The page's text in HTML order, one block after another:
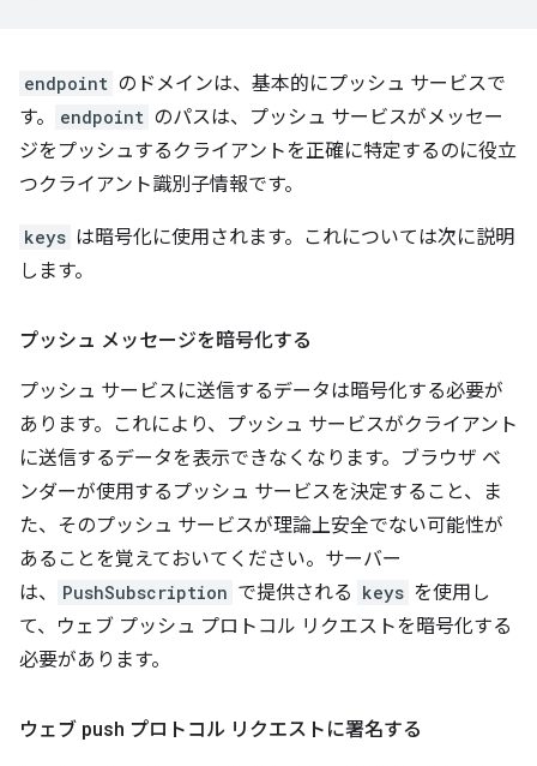
endpoint のドメインは、基本的にプッシュ サービスで
す。
endpoint のパスは、プッシュ サービスがメッセー
ジをプッシュするクライアントを正確に特定するのに役立
つクライアント識別子情報です。
keys は暗号化に使用されます。これについては次に説明
します。
プッシュ メッセージを暗号化する
プッシュ サービスに送信するデータは暗号化する必要が
あります。これにより、プッシュ サービスがクライアント
に送信するデータを表示できなくなります。ブラウザ ベ
ンダーが使用するプッシュ サービスを決定すること、ま
た、そのプッシュ サービスが理論上安全でない可能性が
あることを覚えておいてください。サーバー
は、
PushSubscription で提供される keys を使用し
て、ウェブ プッシュ プロトコル リクエストを暗号化する
必要があります。
ウェブ push プロトコル リクエストに署名する